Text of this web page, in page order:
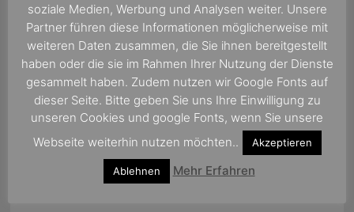
soziale Medien, Werbung und Analysen weiter. Unsere
Partner führen diese Informationen möglicherweise mit
weiteren Daten zusammen, die Sie ihnen bereitgestellt
haben oder die sie im Rahmen Ihrer Nutzung der Dienste
gesammelt haben. Zudem nutzen wir Google Fonts auf
dieser Seite. Bitte geben Sie uns Ihre Einwilligung zu
unseren Cookies und google Fonts, wenn Sie unsere
Webseite weiterhin nutzen möchten..
Akzeptieren
Ablehnen Mehr Erfahren